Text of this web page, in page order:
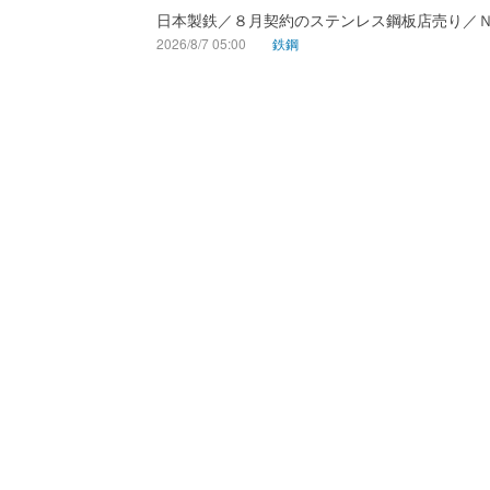
日本製鉄／８月契約のステンレス鋼板店売り／
2026/8/7 05:00 鉄鋼